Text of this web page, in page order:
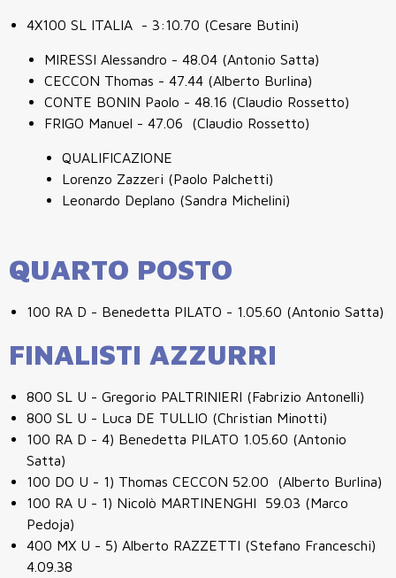
4X100 SL ITALIA - 3:10.70 (Cesare Butini)
MIRESSI Alessandro - 48.04 (Antonio Satta)
CECCON Thomas - 47.44 (Alberto Burlina)
CONTE BONIN Paolo - 48.16 (Claudio Rossetto)
FRIGO Manuel - 47.06 (Claudio Rossetto)
QUALIFICAZIONE
Lorenzo Zazzeri (Paolo Palchetti)
Leonardo Deplano (Sandra Michelini)
QUARTO POSTO
100 RA D - Benedetta PILATO - 1.05.60 (Antonio Satta)
FINALISTI AZZURRI
800 SL U - Gregorio PALTRINIERI (Fabrizio Antonelli)
800 SL U - Luca DE TULLIO (Christian Minotti)
100 RA D - 4) Benedetta PILATO 1.05.60 (Antonio
Satta)
100 DO U - 1) Thomas CECCON 52.00 (Alberto Burlina)
100 RA U - 1) Nicolò MARTINENGHI 59.03 (Marco
Pedoja)
400 MX U - 5) Alberto RAZZETTI (Stefano Franceschi)
4.09.38